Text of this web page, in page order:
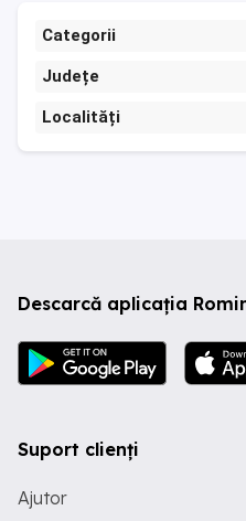
Categorii
Județe
Localități
Descarcă aplicația
Suport clienți
Ajutor